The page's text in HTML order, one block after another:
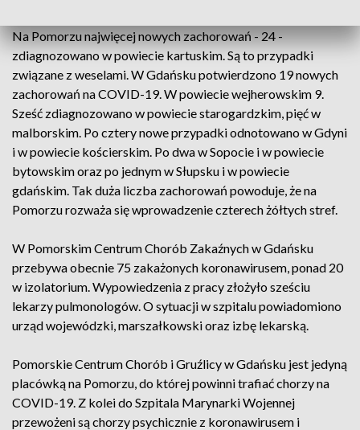
Na Pomorzu najwięcej nowych zachorowań - 24 -
zdiagnozowano w powiecie kartuskim. Są to przypadki
związane z weselami. W Gdańsku potwierdzono 19 nowych
zachorowań na COVID-19. W powiecie wejherowskim 9.
Sześć zdiagnozowano w powiecie starogardzkim, pięć w
malborskim. Po cztery nowe przypadki odnotowano w Gdyni
i w powiecie kościerskim. Po dwa w Sopocie i w powiecie
bytowskim oraz po jednym w Słupsku i w powiecie
gdańskim. Tak duża liczba zachorowań powoduje, że na
Pomorzu rozważa się wprowadzenie czterech żółtych stref.
W Pomorskim Centrum Chorób Zakaźnych w Gdańsku
przebywa obecnie 75 zakażonych koronawirusem, ponad 20
w izolatorium. Wypowiedzenia z pracy złożyło sześciu
lekarzy pulmonologów. O sytuacji w szpitalu powiadomiono
urząd wojewódzki, marszałkowski oraz izbę lekarską.
Pomorskie Centrum Chorób i Gruźlicy w Gdańsku jest jedyną
placówką na Pomorzu, do której powinni trafiać chorzy na
COVID-19. Z kolei do Szpitala Marynarki Wojennej
przewożeni są chorzy psychicznie z koronawirusem i